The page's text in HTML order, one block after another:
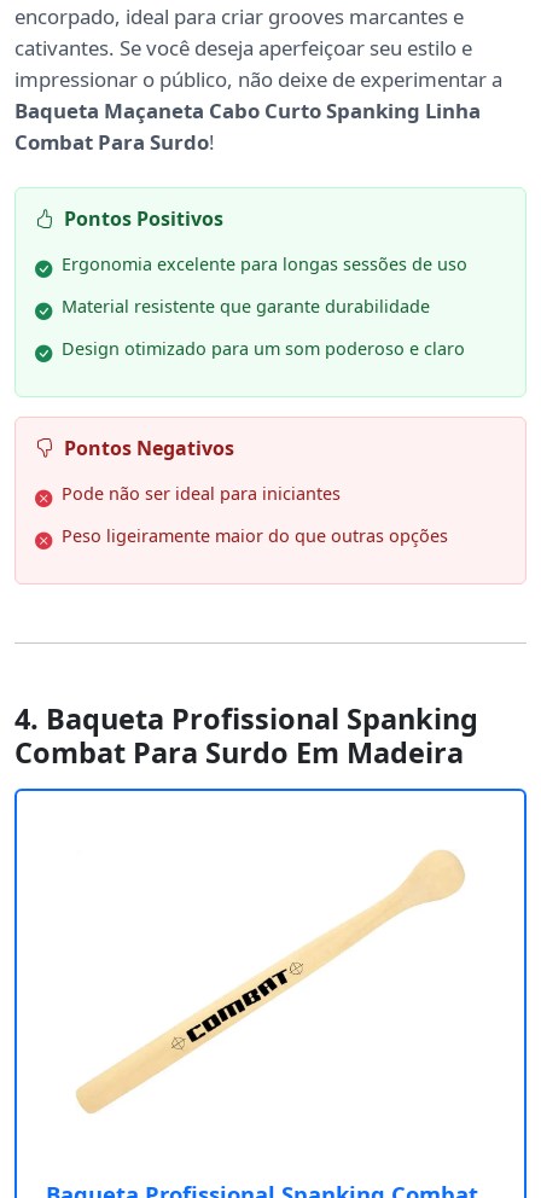
encorpado, ideal para criar grooves marcantes e
cativantes. Se você deseja aperfeiçoar seu estilo e
impressionar o público, não deixe de experimentar a
Baqueta Maçaneta Cabo Curto Spanking Linha
Combat Para Surdo!
Pontos Positivos
Ergonomia excelente para longas sessões de uso
Material resistente que garante durabilidade
Design otimizado para um som poderoso e claro
Pontos Negativos
Pode não ser ideal para iniciantes
Peso ligeiramente maior do que outras opções
4. Baqueta Profissional Spanking
Combat Para Surdo Em Madeira